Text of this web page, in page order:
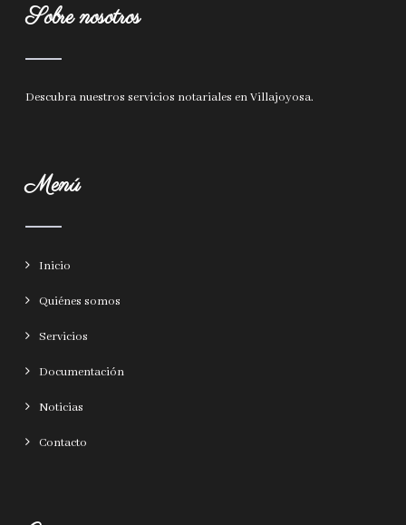
Sobre nosotros
Descubra nuestrosservicios notariales en Villajoyosa.
Menú
Inicio
Quiénes somos
Servicios
Documentación
Noticias
Contacto